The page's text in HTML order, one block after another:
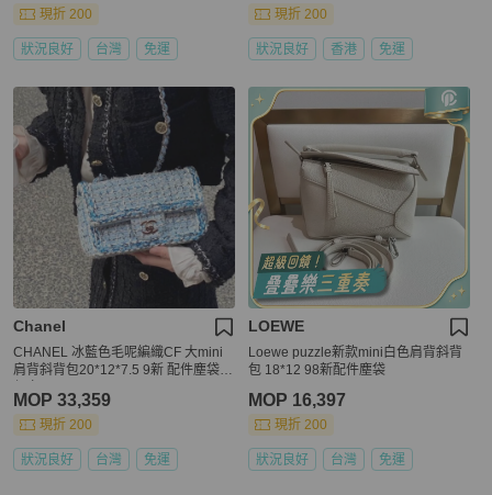
現折 200
狀況良好 台灣 免運
現折 200
狀況良好 香港 免運
Chanel
CHANEL 冰藍色毛呢編織CF 大mini
肩背斜背包20*12*7.5 9新 配件塵袋
MOP 33,359
現折 200
狀況良好 台灣 免運
LOEWE
Loewe puzzle新款mini白色肩背斜背
包 18*12 98新配件塵袋
MOP 16,397
現折 200
狀況良好 台灣 免運